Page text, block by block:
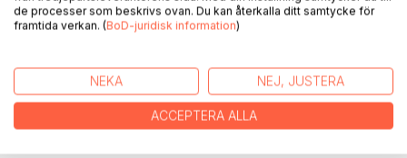
Bror börjar arbeta inom ett nytt område,
konsulter för att göra sig av med obekväma medarbetare.
Ofta med mycket tveksamma och oetiska motiv. En
verksamhet som Bror upplever alltmer obehaglig och
de processer som beskrivs ovan. Du kan återkalla ditt samtycke för
framtida verkan. (BoD-juridisk information)
NEKA NEJ, JUSTERA
ACCEPTERA ALLA